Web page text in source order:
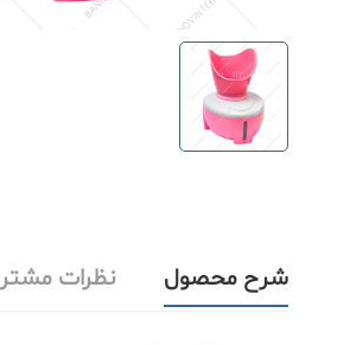
شرح محصول نظرات